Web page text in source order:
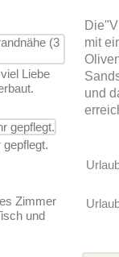
Liebe
Zimmer
und
mit
und